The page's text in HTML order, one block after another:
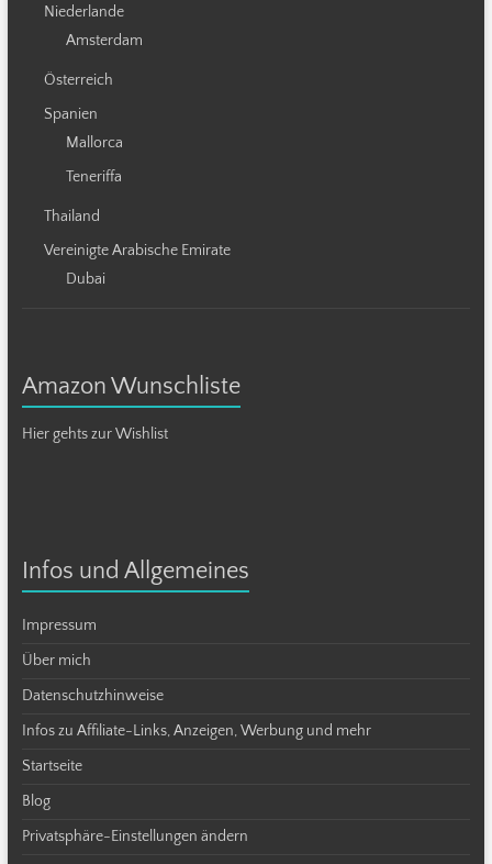
Niederlande
Amsterdam
Österreich
Spanien
Mallorca
Teneriffa
Thailand
Vereinigte Arabische Emirate
Dubai
Amazon Wunschliste
Hier gehts zur Wishlist
Infos und Allgemeines
Impressum
Über mich
Datenschutzhinweise
Infos zu Affiliate-Links, Anzeigen, Werbung und mehr
Startseite
Blog
Privatsphäre-Einstellungen ändern